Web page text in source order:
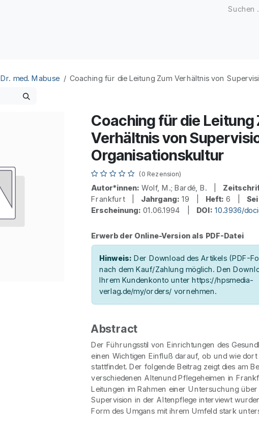
Dr. med. Mabuse Coaching für die Leitung Zum Verhältnis von
Coaching für die Leitung
Verhältnis von
Organisationskultur
(0 Rezension)
Autor*innen: Wolf, M.; Bardé, B. |
Frankfurt | Jahrgang: 19 | Heft: 6 |
Erscheinung: 01.06.1994 | DOI: 10.3936/
Erwerb der Online-Version als PDF-Datei
Hinweis: Der Download des Artikels (PDF-
nach dem Kauf/Zahlung möglich. Den
Ihrem Kundenkonto unter https://hpsmedia-
verlag.de/my/orders/ vornehmen.
Abstract
Der Führungsstil von Einrichtungen des
einen Wichtigen Einfluß darauf, ob und wie dort
stattfindet. Der folgende Beitrag zeigt dies am
verschiedenen Altenund Pflegeheimen in
Leitungen im Rahmen einer Untersuchung über
Supervision in der Altenpflege interviewt
Form des Umgans mit ihrem Umfeld stark